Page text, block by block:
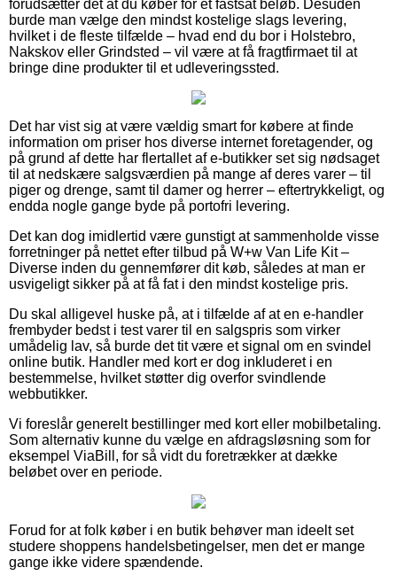
forudsætter det at du køber for et fastsat beløb. Desuden
burde man vælge den mindst kostelige slags levering,
hvilket i de fleste tilfælde – hvad end du bor i Holstebro,
Nakskov eller Grindsted – vil være at få fragtfirmaet til at
bringe dine produkter til et udleveringssted.
Det har vist sig at være vældig smart for købere at finde
information om priser hos diverse internet foretagender, og
på grund af dette har flertallet af e-butikker set sig nødsaget
til at nedskære salgsværdien på mange af deres varer – til
piger og drenge, samt til damer og herrer – eftertrykkeligt, og
endda nogle gange byde på portofri levering.
Det kan dog imidlertid være gunstigt at sammenholde visse
forretninger på nettet efter tilbud på W+w Van Life Kit –
Diverse inden du gennemfører dit køb, således at man er
usvigeligt sikker på at få fat i den mindst kostelige pris.
Du skal alligevel huske på, at i tilfælde af at en e-handler
frembyder bedst i test varer til en salgspris som virker
umådelig lav, så burde det tit være et signal om en svindel
online butik. Handler med kort er dog inkluderet i en
bestemmelse, hvilket støtter dig overfor svindlende
webbutikker.
Vi foreslår generelt bestillinger med kort eller mobilbetaling.
Som alternativ kunne du vælge en afdragsløsning som for
eksempel ViaBill, for så vidt du foretrækker at dække
beløbet over en periode.
Forud for at folk køber i en butik behøver man ideelt set
studere shoppens handelsbetingelser, men det er mange
gange ikke videre spændende.